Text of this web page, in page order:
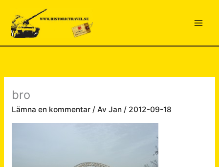
innehåll
bro
Lämna en kommentar / Av Jan / 2012-09-18